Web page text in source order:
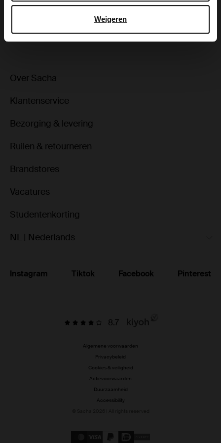
Weigeren
Over Sacha
Klantenservice
Bezorging & levering
Ruilen & retourneren
Brandstores
Vacatures
Studentenkorting
NL | Nederlands
Instagram Tiktok Facebook Pinterest
8.7
Algemene voorwaarden
Privacybeleid
Cookies & veiligheid
Actievoorwaarden
Duurzaamheid
Accessibility